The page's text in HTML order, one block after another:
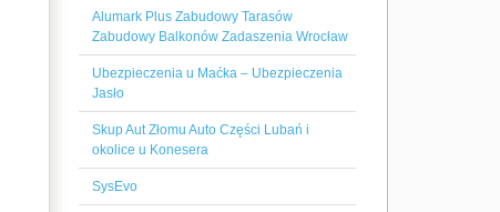
Alumark Plus Zabudowy Tarasów
Zabudowy Balkonów Zadaszenia Wrocław
Ubezpieczenia u Maćka – Ubezpieczenia
Jasło
Skup Aut Złomu Auto Części Lubań i
okolice u Konesera
SysEvo